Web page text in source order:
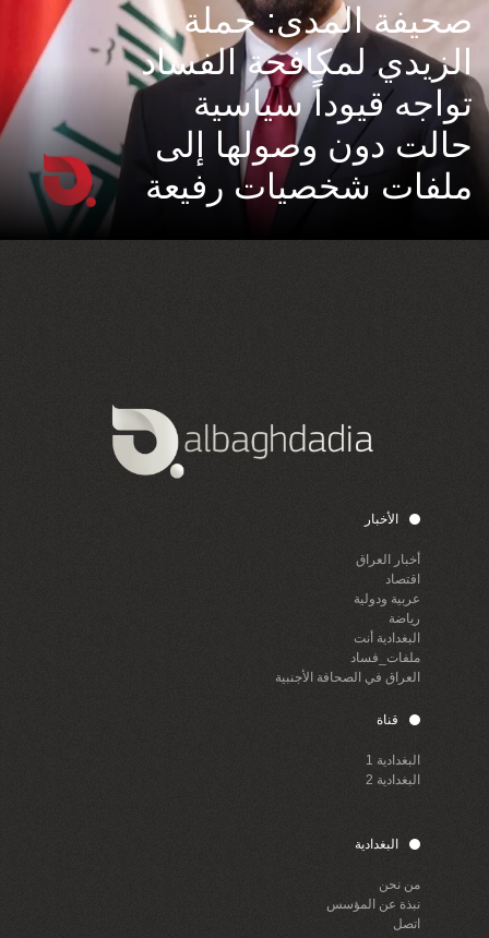
صحيفة المدى: حملة
الزيدي لمكافحة الفساد
تواجه قيوداً سياسية
حالت دون وصولها إلى
ملفات شخصيات رفيعة
الأخبار
أخبار العراق
اقتصاد
عربية ودولية
رياضة
البغدادية أنت
ملفات_فساد
العراق في الصحافة الأجنبية
قناة
البغدادية 1
البغدادية 2
البغدادية
من نحن
نبذة عن المؤسس
اتصل